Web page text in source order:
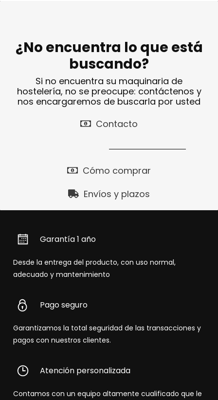
¿No encuentra lo que está
buscando?
Si no encuentra su maquinaria de
hostelería, no se preocupe: contáctenos y
nos encargaremos de buscarla por usted
Contacto
Cómo comprar
Envíos y plazos
Garantía 1 año
Desde la entrega del producto, con uso normal,
adecuado y mantenimiento
Pago seguro
Garantizamos la total seguridad de las transacciones y
pagos con nuestros clientes.
Atención personalizada
Contamos con un equipo altamente cualificado que le